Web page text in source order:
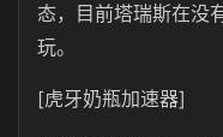
态，目前塔瑞斯在没
玩。
[虎牙奶瓶加速器]